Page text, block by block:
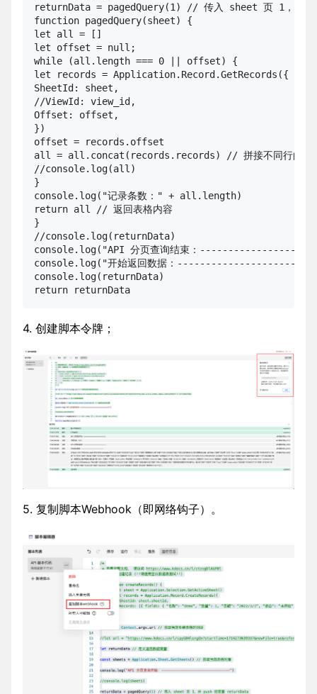
returnData = pagedQuery(1) // 传入 sheet 页 1，并
function pagedQuery(sheet) {
let all = []
let offset = null;
while (all.length === 0 || offset) {
let records = Application.Record.GetRecords({ // 循
SheetId: sheet,
//ViewId: view_id,
Offset: offset,
})
offset = records.offset
all = all.concat(records.records) // 拼接不同行的值
//console.log(all)
}
console.log("记录条数：" + all.length)
return all // 返回表格内容
}
//console.log(returnData)
console.log("API 分页查询结束：
console.log("开始返回数据：
console.log(returnData)
return returnData
4. 创建脚本令牌；
5. 复制脚本Webhook（即网络钩子）。